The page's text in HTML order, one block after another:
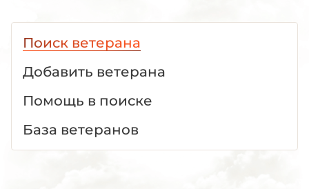
Поиск ветерана
Добавить ветерана
Помощь в поиске
База ветеранов